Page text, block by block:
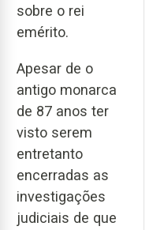
sobre o rei
emérito.
Apesar de o
antigo monarca
de 87 anos ter
visto serem
entretanto
encerradas as
investigações
judiciais de que